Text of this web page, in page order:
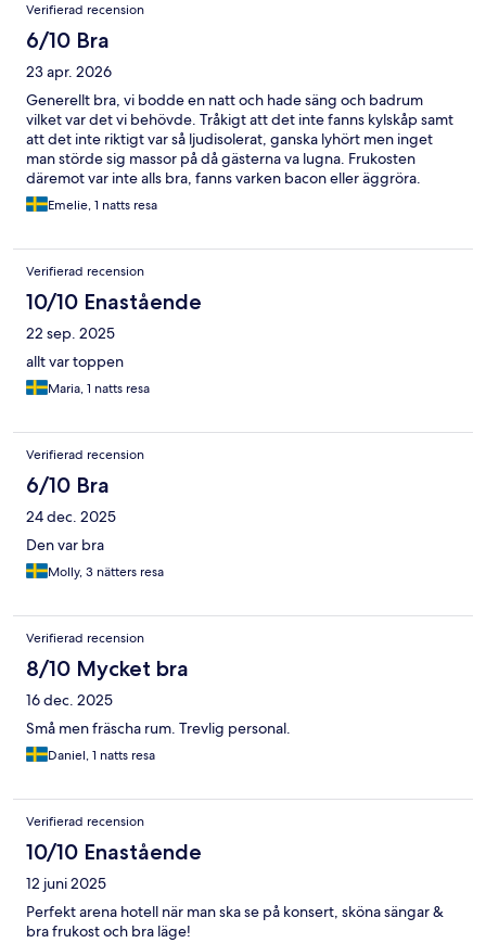
Verifierad recension
6/10 Bra
23 apr. 2026
Generellt bra, vi bodde en natt och hade säng och badrum
vilket var det vi behövde. Tråkigt att det inte fanns kylskåp samt
att det inte riktigt var så ljudisolerat, ganska lyhört men inget
man störde sig massor på då gästerna va lugna. Frukosten
däremot var inte alls bra, fanns varken bacon eller äggröra.
Emelie, 1 natts resa
Verifierad recension
10/10 Enastående
22 sep. 2025
allt var toppen
Maria, 1 natts resa
Verifierad recension
6/10 Bra
24 dec. 2025
Den var bra
Molly, 3 nätters resa
Verifierad recension
8/10 Mycket bra
16 dec. 2025
Små men fräscha rum. Trevlig personal.
Daniel, 1 natts resa
Verifierad recension
10/10 Enastående
12 juni 2025
Perfekt arena hotell när man ska se på konsert, sköna sängar &
bra frukost och bra läge!